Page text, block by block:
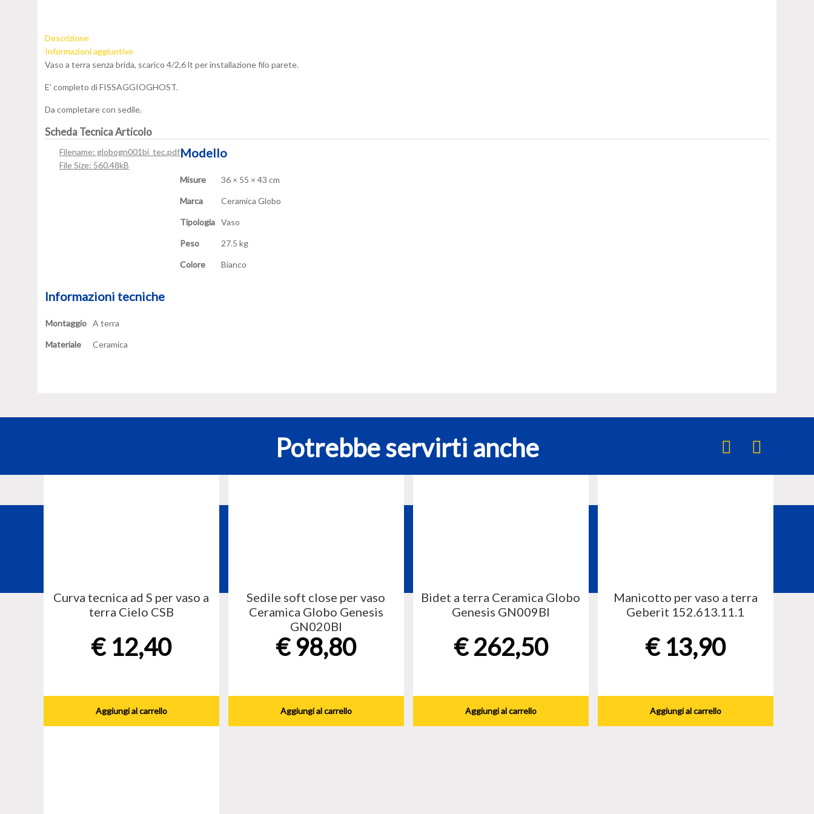
Descrizione
Informazioni aggiuntive
Vaso a terra senza brida, scarico 4/2,6 lt per installazione filo parete.
E’ completo di FISSAGGIOGHOST.
Da completare con sedile.
Scheda Tecnica Articolo
Filename: globogn001bi_tec.pdf
File Size: 560.48kB
Modello
Misure 36 × 55 × 43 cm
Marca Ceramica Globo
Tipologia Vaso
Peso 27.5 kg
Colore Bianco
Informazioni tecniche
Montaggio A terra
Materiale Ceramica
Potrebbe servirti anche
Curva tecnica ad S per vaso a
terra Cielo CSB
€12,40
Aggiungi al carrello
Sedile soft close per vaso
Ceramica Globo Genesis
GN020BI
€98,80
Aggiungi al carrello
Bidet a terra Ceramica Globo
Genesis GN009BI
€262,50
Aggiungi al carrello
Manicotto per vaso a terra
Geberit 152.613.11.1
€13,90
Aggiungi al carrello